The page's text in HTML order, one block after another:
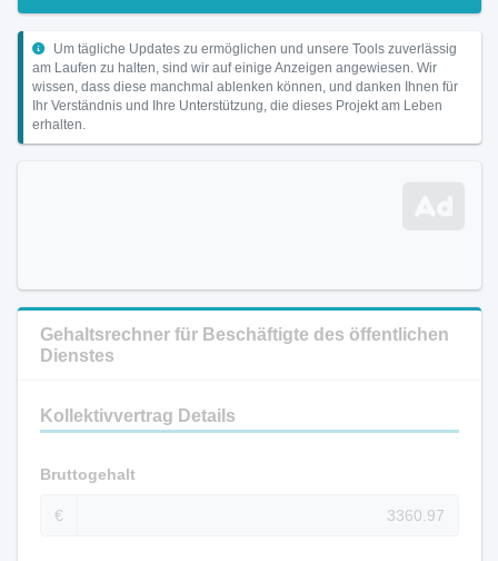
Um tägliche Updates zu ermöglichen und unsere Tools zuverlässig
am Laufen zu halten, sind wir auf einige Anzeigen angewiesen. Wir
wissen, dass diese manchmal ablenken können, und danken Ihnen für
Ihr Verständnis und Ihre Unterstützung, die dieses Projekt am Leben
erhalten.
Gehaltsrechner für Beschäftigte des öffentlichen
Dienstes
Kollektivvertrag Details
Bruttogehalt
€